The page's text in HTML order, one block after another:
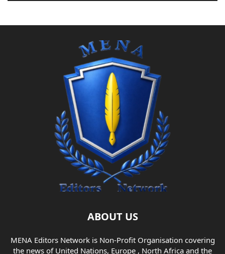
ABOUT US
MENA Editors Network is Non-Profit Organisation covering
the news of United Nations, Europe , North Africa and the